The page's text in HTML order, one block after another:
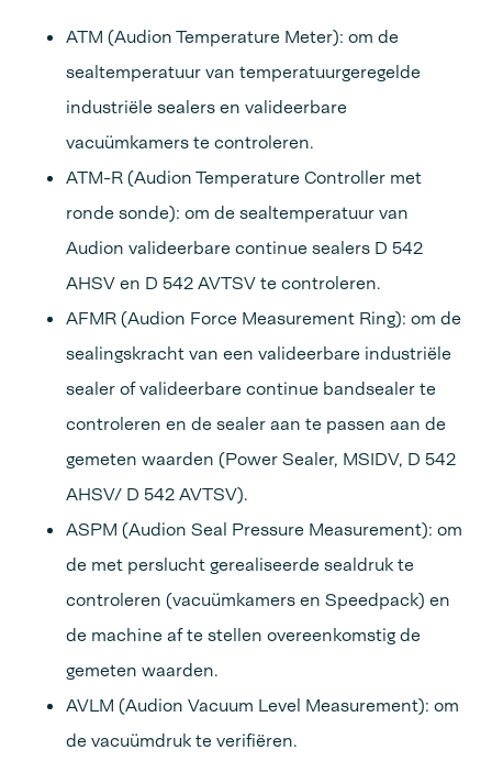
ATM (Audion Temperature Meter): om de
sealtemperatuur van temperatuurgeregelde
industriële sealers en valideerbare
vacuümkamers te controleren.
ATM-R (Audion Temperature Controller met
ronde sonde): om de sealtemperatuur van
Audion valideerbare continue sealers D 542
AHSV en D 542 AVTSV te controleren.
AFMR (Audion Force Measurement Ring): om de
sealingskracht van een valideerbare industriële
sealer of valideerbare continue bandsealer te
controleren en de sealer aan te passen aan de
gemeten waarden (Power Sealer, MSIDV, D 542
AHSV/ D 542 AVTSV).
ASPM (Audion Seal Pressure Measurement): om
de met perslucht gerealiseerde sealdruk te
controleren (vacuümkamers en Speedpack) en
de machine af te stellen overeenkomstig de
gemeten waarden.
AVLM (Audion Vacuum Level Measurement): om
de vacuümdruk te verifiëren.